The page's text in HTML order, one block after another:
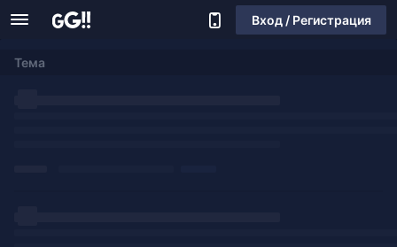
Вход / Регистрация
Тема